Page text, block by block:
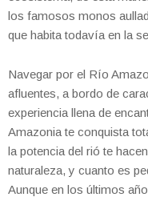
los famosos monos
que habita todavía en la
Navegar por el Río
afluentes, a bordo de
experiencia llena de
Amazonia te conquista
la potencia del rió te
naturaleza, y cuanto es
Aunque en los últimos